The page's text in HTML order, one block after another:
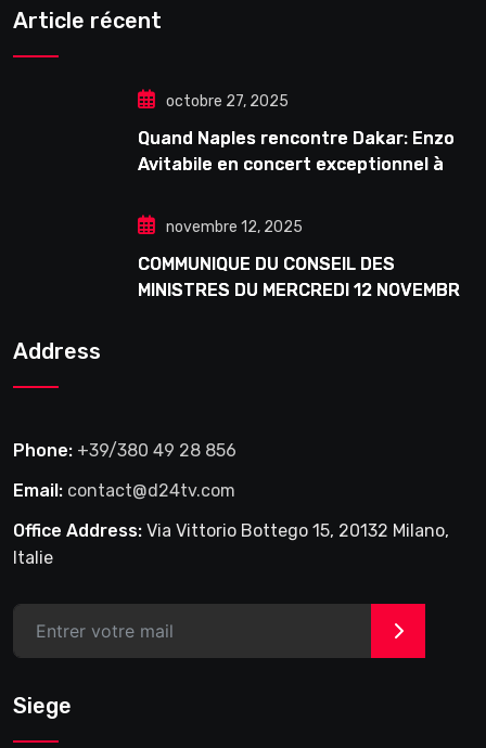
Article récent
octobre 27, 2025
Quand Naples rencontre Dakar: Enzo
Avitabile en concert exceptionnel à
novembre 12, 2025
COMMUNIQUE DU CONSEIL DES
MINISTRES DU MERCREDI 12 NOVEMBRE
Address
Phone: +39/380 49 28 856
Email: contact@d24tv.com
Office Address: Via Vittorio Bottego 15, 20132 Milano,
Italie
>
Siege